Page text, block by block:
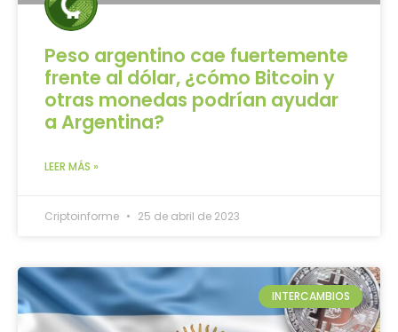
Peso argentino cae fuertemente
frente al dólar, ¿cómo Bitcoin y
otras monedas podrían ayudar
a Argentina?
LEER MÁS »
Criptoinforme 25 de abril de 2023
INTERCAMBIOS